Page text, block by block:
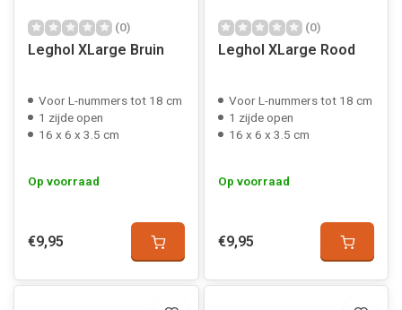
(0)
Leghol XLarge Bruin
Voor L-nummers tot 18 cm
1 zijde open
16 x 6 x 3.5 cm
Op voorraad
€9,95
(0)
Leghol XLarge Rood
Voor L-nummers tot 18 cm
1 zijde open
16 x 6 x 3.5 cm
Op voorraad
€9,95